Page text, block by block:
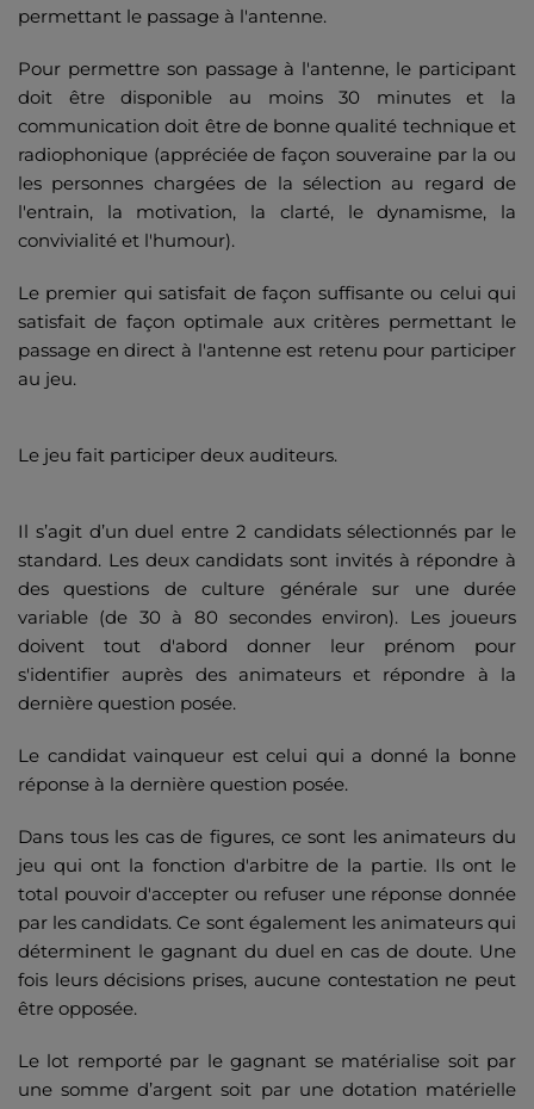
permettant le passage à l'antenne.
Pour permettre son passage à l'antenne, le participant
doit être disponible au moins 30 minutes et la
communication doit être de bonne qualité technique et
radiophonique (appréciée de façon souveraine par la ou
les personnes chargées de la sélection au regard de
l'entrain, la motivation, la clarté, le dynamisme, la
convivialité et l'humour).
Le premier qui satisfait de façon suffisante ou celui qui
satisfait de façon optimale aux critères permettant le
passage en direct à l'antenne est retenu pour participer
au jeu.
Le jeu fait participer deux auditeurs.
Il s’agit d’un duel entre 2 candidats sélectionnés par le
standard. Les deux candidats sont invités à répondre à
des questions de culture générale sur une durée
variable (de 30 à 80 secondes environ). Les joueurs
doivent tout d'abord donner leur prénom pour
s'identifier auprès des animateurs et répondre à la
dernière question posée.
Le candidat vainqueur est celui qui a donné la bonne
réponse à la dernière question posée.
Dans tous les cas de figures, ce sont les animateurs du
jeu qui ont la fonction d'arbitre de la partie. Ils ont le
total pouvoir d'accepter ou refuser une réponse donnée
par les candidats. Ce sont également les animateurs qui
déterminent le gagnant du duel en cas de doute. Une
fois leurs décisions prises, aucune contestation ne peut
être opposée.
Le lot remporté par le gagnant se matérialise soit par
une somme d’argent soit par une dotation matérielle